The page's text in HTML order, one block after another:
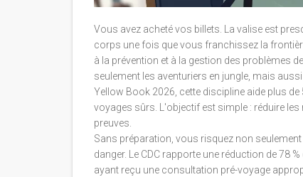
Vous avez acheté vos billets. La valise est
corps une fois que vous franchissez la
à la prévention et à la gestion des problèmes
seulement les aventuriers en jungle, mais
Yellow Book 2026 , cette discipline aide plus
voyages sûrs. L'objectif est simple : réduire
preuves.
Sans préparation, vous risquez non
danger. Le CDC rapporte une réduction de 78
ayant reçu une consultation pré-voyage